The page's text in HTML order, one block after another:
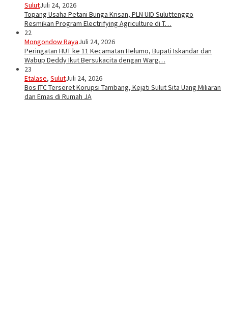
SulutJuli 24, 2026
Topang Usaha Petani Bunga Krisan, PLN UID Suluttenggo
Resmikan Program Electrifying Agriculture di T…
22
Mongondow RayaJuli 24, 2026
Peringatan HUT ke 11 Kecamatan Helumo, Bupati Iskandar dan
Wabup Deddy Ikut Bersukacita dengan Warg…
23
Etalase, SulutJuli 24, 2026
Bos ITC Terseret Korupsi Tambang, Kejati Sulut Sita Uang Miliaran
dan Emas di Rumah JA